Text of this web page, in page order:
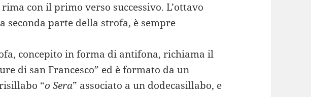
con il primo verso successivo. L’ottavo
seconda parte della strofa, è sempre
concepito in forma di antifona, richiama il
di san Francesco” ed è formato da un
“o Sera” associato a un dodecasillabo, e